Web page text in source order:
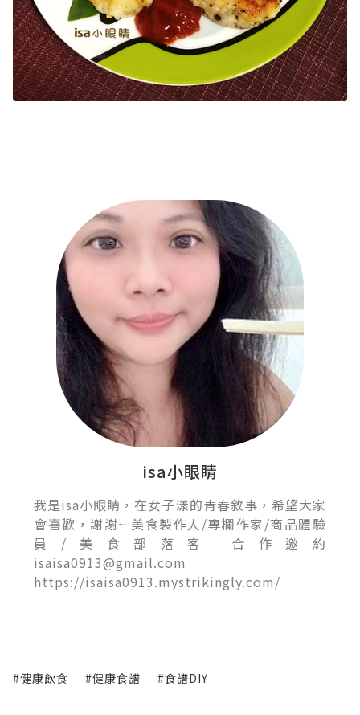
isa小眼睛
我是isa小眼睛，在女子漾的青春敘事，希望大家
會喜歡，謝謝~ 美食製作人/專欄作家/商品體驗
員/美食部落客 合作邀約
isaisa0913@gmail.com
https://isaisa0913.mystrikingly.com/
#健康飲食 #健康食譜 #食譜DIY